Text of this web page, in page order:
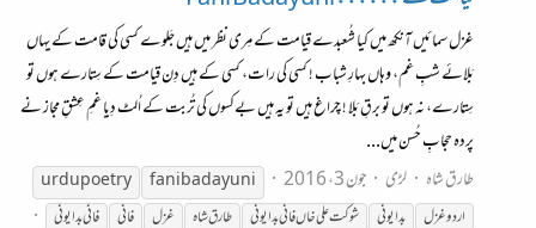
غزل سمائیں آنکھ میں کیا شُعبدے قیامت کے مِری نظر میں ہیں جَلوے کسی کی قامت کے یہاں
بَلائے شبِ غم، وہاں بہارِ شباب ! کسی کی رات، کسی کے ہیں دِن قیامت کے سِتارے ہوں تو
سِتارے، نہ ہوں تو برقِ بَلا ! چراغ ہیں تو یہ ہیں بےکسوں کی تُربت کے اُلٹ دِیا غمِ عِشقِ مجاز نے
پردہ حجابِ حُسن میں...
طارق شاہ
لڑی جون 3، 2016 fani badayuni
urdupoetry
اردو غزل
بدایونی شوکت علی خاں فانی بدایونی طارق شاہ غزل فانی فانی بدایونی